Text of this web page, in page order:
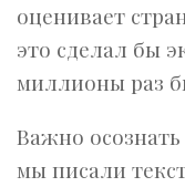
оценивает
это сделал бы
миллионы раз
Важно
мы писали